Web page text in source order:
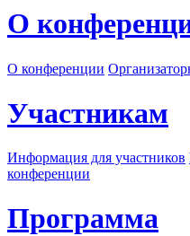
О
О конференции
Участникам
Информация для участников
конференции
Программа